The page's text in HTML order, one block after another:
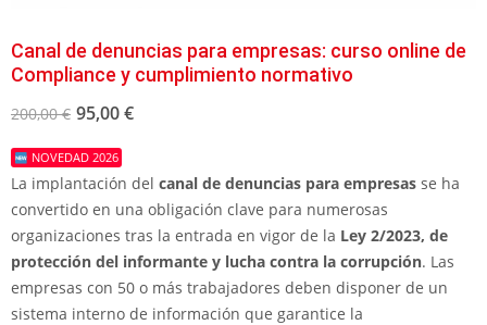
Canal de denuncias para empresas: curso online de
Compliance y cumplimiento normativo
200,00€ 95,00€
NOVEDAD 2026
La implantación del canal de denuncias para empresas se ha
convertido en una obligación clave para numerosas
organizaciones tras la entrada en vigor de la Ley 2/2023, de
protección del informante y lucha contra la corrupción. Las
empresas con 50 o más trabajadores deben disponer de un
sistema interno de información que garantice la